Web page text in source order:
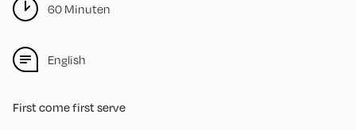
60 Minuten
English
First come first serve